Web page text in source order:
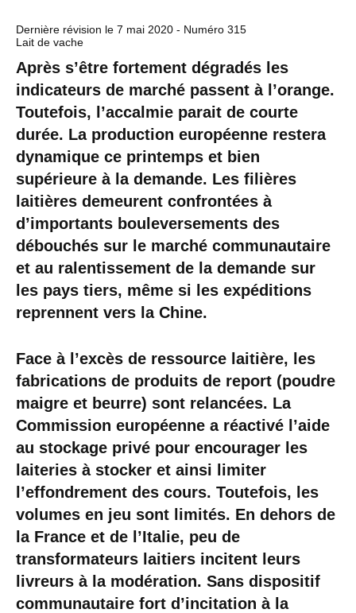
Dernière révision le 7 mai 2020 - Numéro 315
Lait de vache
Après s’être fortement dégradés les
indicateurs de marché passent à l’orange.
Toutefois, l’accalmie parait de courte
durée. La production européenne restera
dynamique ce printemps et bien
supérieure à la demande. Les filières
laitières demeurent confrontées à
d’importants bouleversements des
débouchés sur le marché communautaire
et au ralentissement de la demande sur
les pays tiers, même si les expéditions
reprennent vers la Chine.
Face à l’excès de ressource laitière, les
fabrications de produits de report (poudre
maigre et beurre) sont relancées. La
Commission européenne a réactivé l’aide
au stockage privé pour encourager les
laiteries à stocker et ainsi limiter
l’effondrement des cours. Toutefois, les
volumes en jeu sont limités. En dehors de
la France et de l’Italie, peu de
transformateurs laitiers incitent leurs
livreurs à la modération. Sans dispositif
communautaire fort d’incitation à la